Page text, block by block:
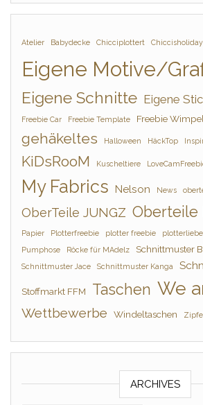
Atelier Babydecke Chicciplottert Chiccisholiday
Eigene Motive/
Eigene Schnitte Eigene
Freebie Car Freebie Template Freebie Wimpel
gehäkeltes Halloween HäckTop
KiDsRooM Kuscheltiere
My Fabrics Nelson News
OberTeile JUNGZ Oberteile
Papier Plotterfreebie plotter freebie plotterliebe
Pumphose
Röcke für MAdelz Schnittmuster
Schnittmuster Jace Schnittmuster Kanga
Stoffmarkt FFM Taschen We
Wettbewerbe Windeltaschen
ARCHIVES